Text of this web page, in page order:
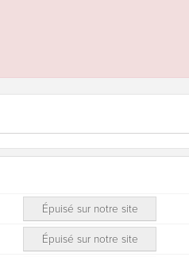
Épuisé sur notre site
Épuisé sur notre site